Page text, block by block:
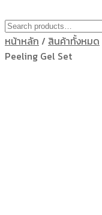
Search
for:
หน้าหลัก / สินค้าทั้งหมด
Peeling Gel Set